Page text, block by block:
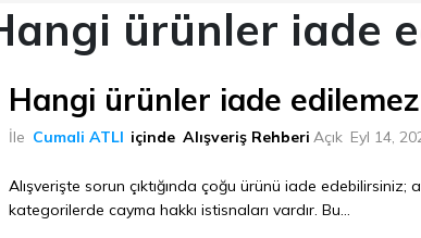
ürünler iade
Hangi ürünler iade edilemez
İle Cumali ATLI içinde Alışveriş Rehberi Açık Eyl 14,
Alışverişte sorun çıktığında çoğu ürünü iade edebilirsiniz;
kategorilerde cayma hakkı istisnaları vardır. Bu...